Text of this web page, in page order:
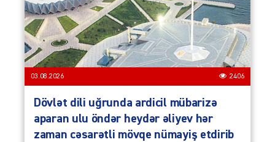
03.08.2026 2406
Dövlət dili uğrunda ardicil mübarizə
aparan ulu öndər heydər əliyev hər
zaman cəsarətli mövqe nümayiş etdirib